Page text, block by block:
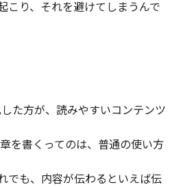
こり、それを避けてしまうんで
た方が、読みやすいコンテンツ
を書くってのは、普通の使い方
でも、内容が伝わるといえば伝